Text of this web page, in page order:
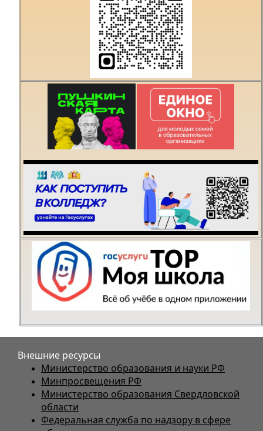
Есть предложения по
организации учебного
процесса или знаете,
как сделать техникум
лучше?
Написать о проблеме
Внешние ресурсы
Министерство образования и науки РФ
Минпросвещения РФ
Министерство образования Свердловской
области
Федеральная служба по надзору в сфере